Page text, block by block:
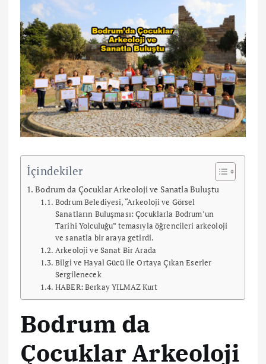
İçindekiler
Bodrum da Çocuklar Arkeoloji ve Sanatla Buluştu
Bodrum Belediyesi, “Arkeoloji ve Görsel
Sanatların Buluşması: Çocuklarla Bodrum’un
Tarihi Yolculuğu” temasıyla öğrencileri arkeoloji
ve sanatla bir araya getirdi.
Arkeoloji ve Sanat Bir Arada
Bilgi ve Hayal Gücü ile Ortaya Çıkan Eserler
Sergilenecek
HABER: Berkay YILMAZ Kurt
Bodrum da
Çocuklar Arkeoloji